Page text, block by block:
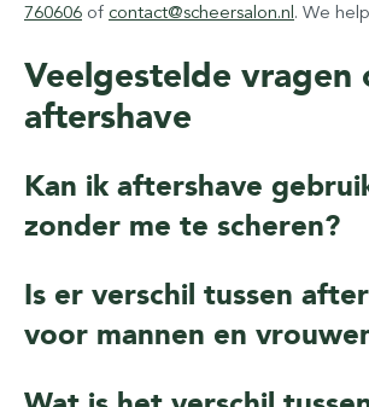
760606 of contact@scheersalon.nl. We
Veelgestelde vragen
aftershave
Kan ik aftershave
zonder me te scheren?
Is er verschil tussen
voor mannen en